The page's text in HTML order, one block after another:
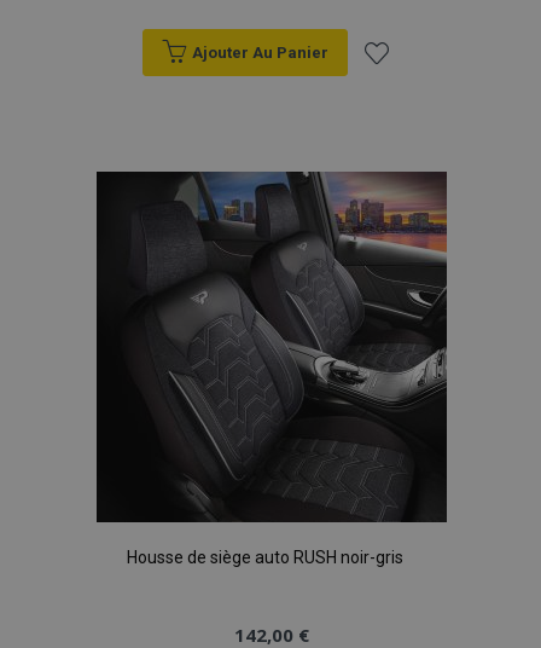
Ajouter Au Panier
liste
d'achats
Housse de siège auto RUSH noir-gris
142,00 €